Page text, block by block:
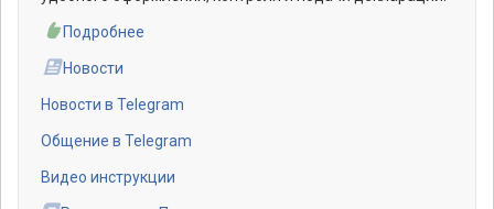
Подробнее
Новости
Новости в Telegram
Общение в Telegram
Видео инструкции